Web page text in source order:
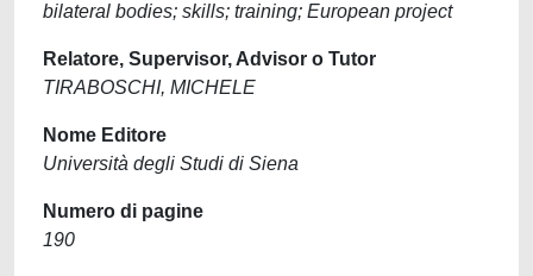
bilateral bodies; skills; training; European project
Relatore, Supervisor, Advisor o Tutor
TIRABOSCHI, MICHELE
Nome Editore
Università degli Studi di Siena
Numero di pagine
190